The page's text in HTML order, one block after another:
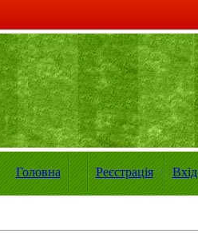
Головна Реєстрація Вхід